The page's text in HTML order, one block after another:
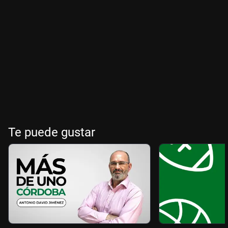
Te puede gustar